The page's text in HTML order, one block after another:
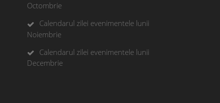
Octombrie
Calendarul zilei evenimentele lunii
Noiembrie
Calendarul zilei evenimentele lunii
Decembrie